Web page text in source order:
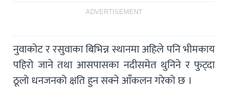
ADVERTISEMENT
नुवाकोट र रसुवाका बिभिन्न स्थानमा अहिले पनि भीमकाय
पहिरो जाने तथा आसपासका नदीसमेत थुनिने र फुट्दा
ठूलो धनजनको क्षति हुन सक्ने आँकलन गरेको छ ।